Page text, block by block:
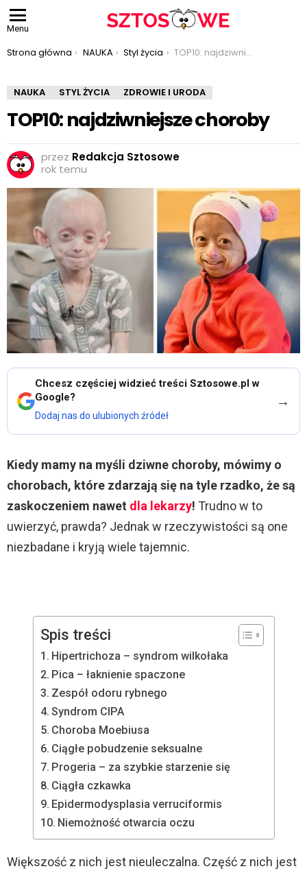
Menu
Jesteś tutaj:
Strona główna NAUKA Styl życia TOP10: najdziwniejsze choroby
NAUKA STYL ŻYCIA ZDROWIE I URODA
TOP10: najdziwniejsze choroby
przez Redakcja Sztosowe
rok temu
Chcesz częściej widzieć treści Sztosowe.pl w
Google?
Dodaj nas do ulubionych źródeł
→
Kiedy mamy na myśli dziwne choroby, mówimy o
chorobach, które zdarzają się na tyle rzadko, że są
zaskoczeniem nawet dla lekarzy! Trudno w to
uwierzyć, prawda? Jednak w rzeczywistości są one
niezbadane i kryją wiele tajemnic.
Spis treści
Hipertrichoza – syndrom wilkołaka
Pica – łaknienie spaczone
Zespół odoru rybnego
Syndrom CIPA
Choroba Moebiusa
Ciągłe pobudzenie seksualne
Progeria – za szybkie starzenie się
Ciągła czkawka
Epidermodysplasia verruciformis
Niemożność otwarcia oczu
Większość z nich jest nieuleczalna. Część z nich jest